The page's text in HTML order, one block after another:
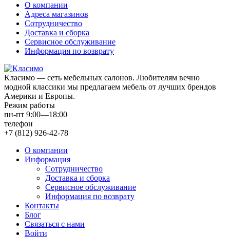
О компании
Адреса магазинов
Сотрудничество
Доставка и сборка
Сервисное обслуживание
Информация по возврату
Класимо — cеть мебельных салонов. Любителям вечно
модной классики мы предлагаем мебель от лучших брендов
Америки и Европы.
Режим работы
пн-пт 9:00—18:00
телефон
+7 (812) 926-42-78
О компании
Информация
Сотрудничество
Доставка и сборка
Сервисное обслуживание
Информация по возврату
Контакты
Блог
Связаться с нами
Войти